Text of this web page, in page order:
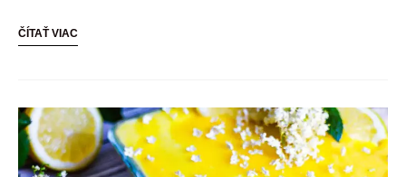
ČÍTAŤ VIAC